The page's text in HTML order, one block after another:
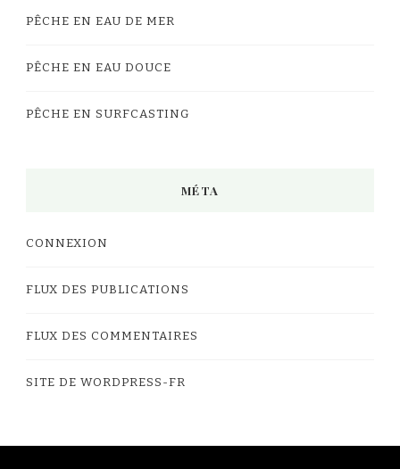
PÊCHE EN EAU DE MER
PÊCHE EN EAU DOUCE
PÊCHE EN SURFCASTING
MÉTA
CONNEXION
FLUX DES PUBLICATIONS
FLUX DES COMMENTAIRES
SITE DE WORDPRESS-FR